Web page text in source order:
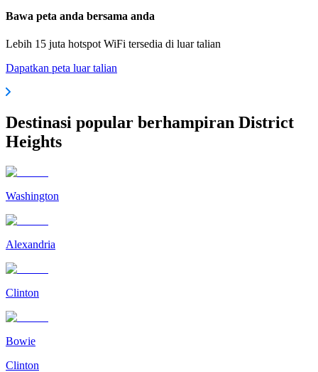
Bawa peta anda bersama anda
Lebih 15 juta hotspot WiFi tersedia di luar talian
Dapatkan peta luar talian
Destinasi popular berhampiran District
Heights
Washington
Alexandria
Clinton
Bowie
Clinton